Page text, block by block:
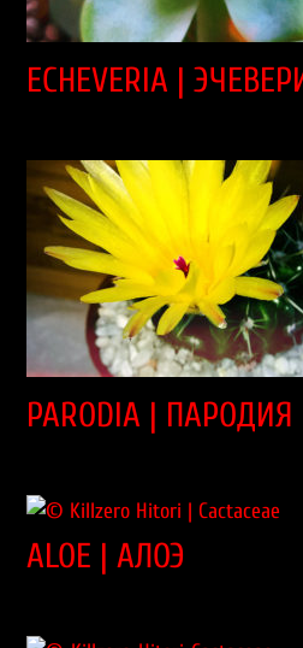
ECHEVERIA |
PARODIA | ПАРОДИЯ
ALOE | АЛОЭ